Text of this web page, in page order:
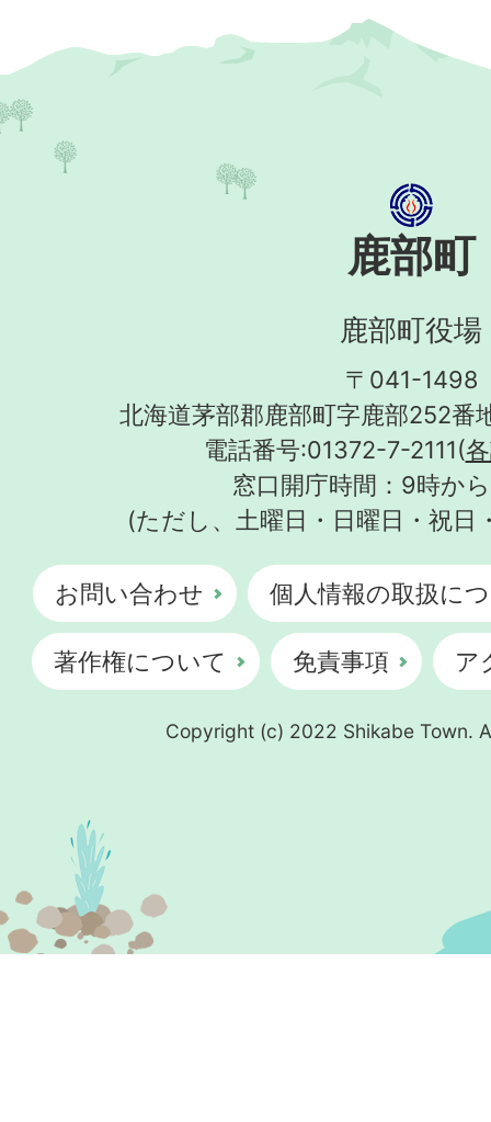
鹿部町
鹿部町役場
〒041-1498
北海道茅部郡鹿部町字鹿部252番
電話番号:01372-7-2111(
窓口開庁時間：9時か
(ただし、土曜日・日曜日・祝日
お問い合わせ 個人情報の取扱に
著作権について 免責事項 ア
Copyright (c) 2022 Shikabe Town.